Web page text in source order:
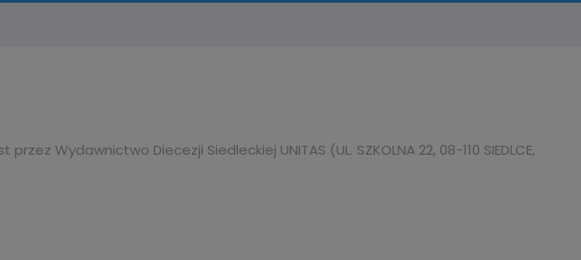
Wydawnictwo Diecezji Siedleckiej UNITAS (UL. SZKOLNA 22, 08-110 SIEDLCE,